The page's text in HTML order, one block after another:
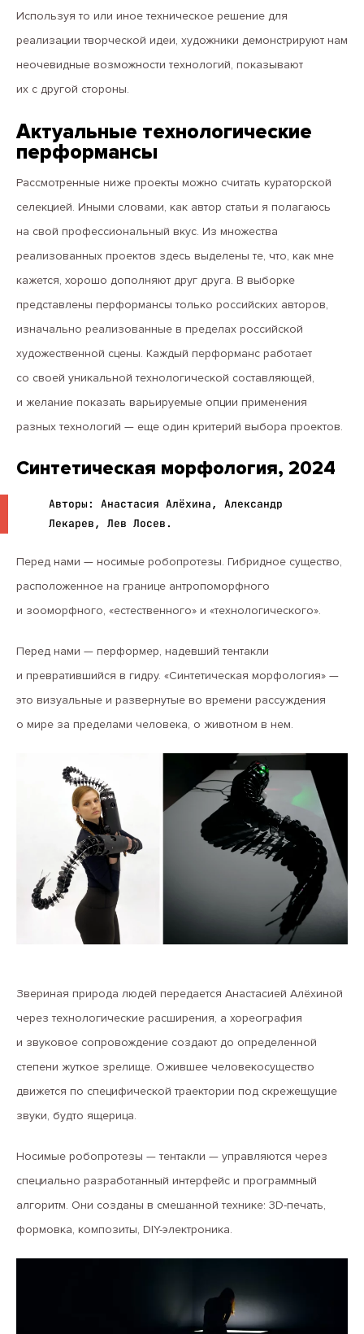
Используя то или иное техническое решение для
реализации творческой идеи, художники демонстрируют нам
неочевидные возможности технологий, показывают
их с другой стороны.
Актуальные технологические
перформансы
Рассмотренные ниже проекты можно считать кураторской
селекцией. Иными словами, как автор статьи я полагаюсь
на свой профессиональный вкус. Из множества
реализованных проектов здесь выделены те, что, как мне
кажется, хорошо дополняют друг друга. В выборке
представлены перформансы только российских авторов,
изначально реализованные в пределах российской
художественной сцены. Каждый перформанс работает
со своей уникальной технологической составляющей,
и желание показать варьируемые опции применения
разных технологий — еще один критерий выбора проектов.
Синтетическая морфология, 2024
Авторы: Анастасия Алёхина, Александр
Лекарев, Лев Лосев.
Перед нами — носимые робопротезы. Гибридное существо,
расположенное на границе антропоморфного
и зооморфного, «естественного» и «технологического».
Перед нами — перформер, надевший тентакли
и превратившийся в гидру. «Синтетическая морфология» —
это визуальные и развернутые во времени рассуждения
о мире за пределами человека, о животном в нем.
Звериная природа людей передается Анастасией Алёхиной
через технологические расширения, а хореография
и звуковое сопровождение создают до определенной
степени жуткое зрелище. Ожившее человекосущество
движется по специфической траектории под скрежещущие
звуки, будто ящерица.
Носимые робопротезы — тентакли — управляются через
специально разработанный интерфейс и программный
алгоритм. Они созданы в смешанной технике: 3D-печать,
формовка, композиты, DIY-электроника.